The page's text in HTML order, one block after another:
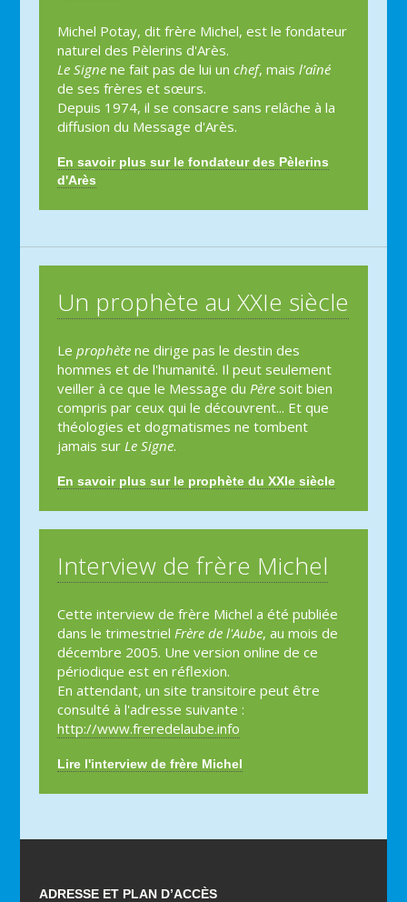
Michel Potay, dit frère Michel, est le fondateur
naturel des Pèlerins d'Arès.
Le Signe ne fait pas de lui un chef, mais l’aîné
de ses frères et sœurs.
Depuis 1974, il se consacre sans relâche à la
diffusion du Message d'Arès.
En savoir plus sur le fondateur des Pèlerins
d'Arès
Un prophète au XXIe siècle
Le prophète ne dirige pas le destin des
hommes et de l'humanité. Il peut seulement
veiller à ce que le Message du Pèresoit bien
compris par ceux qui le découvrent... Et que
théologies et dogmatismes ne tombent
jamais sur Le Signe.
En savoir plus sur le prophète du XXIe siècle
Interview de frère Michel
Cette interview de frère Michel a été publiée
dans le trimestriel Frère de l'Aube, au mois de
décembre 2005. Une version online de ce
périodique est en réflexion.
En attendant, un site transitoire peut être
consulté à l'adresse suivante :
http://www.freredelaube.info
Lire l'interview de frère Michel
ADRESSE ET PLAN D’ACCÈS